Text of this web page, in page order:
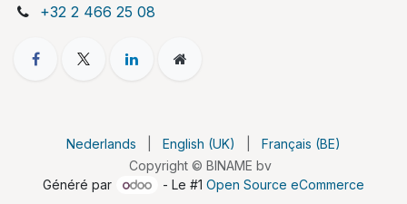
+32 2 466 25 08
Copyright © BINAME bv
Nederlands English (UK) Français (BE)
Généré par - Le #1Open Source eCommerce